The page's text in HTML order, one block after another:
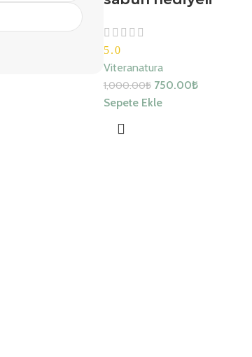
5.0
Viteranatura
1,000.00₺ 750.00₺
Sepete Ekle